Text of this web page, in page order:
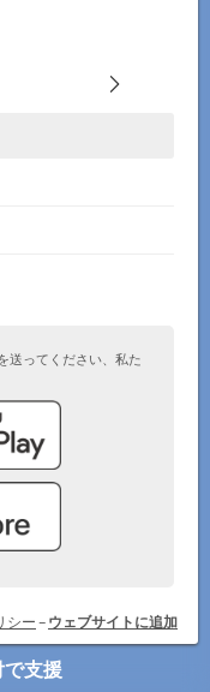
送ってください、私た
シー–ウェブサイトに追加
支援